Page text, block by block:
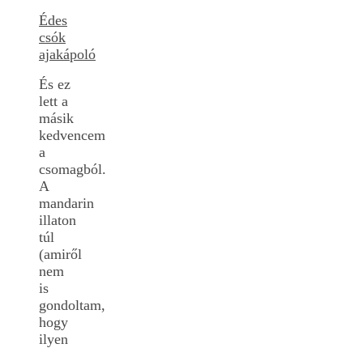
Édes
csók
ajakápoló
És ez
lett a
másik
kedvencem
a
csomagból.
A
mandarin
illaton
túl
(amiről
nem
is
gondoltam,
hogy
ilyen